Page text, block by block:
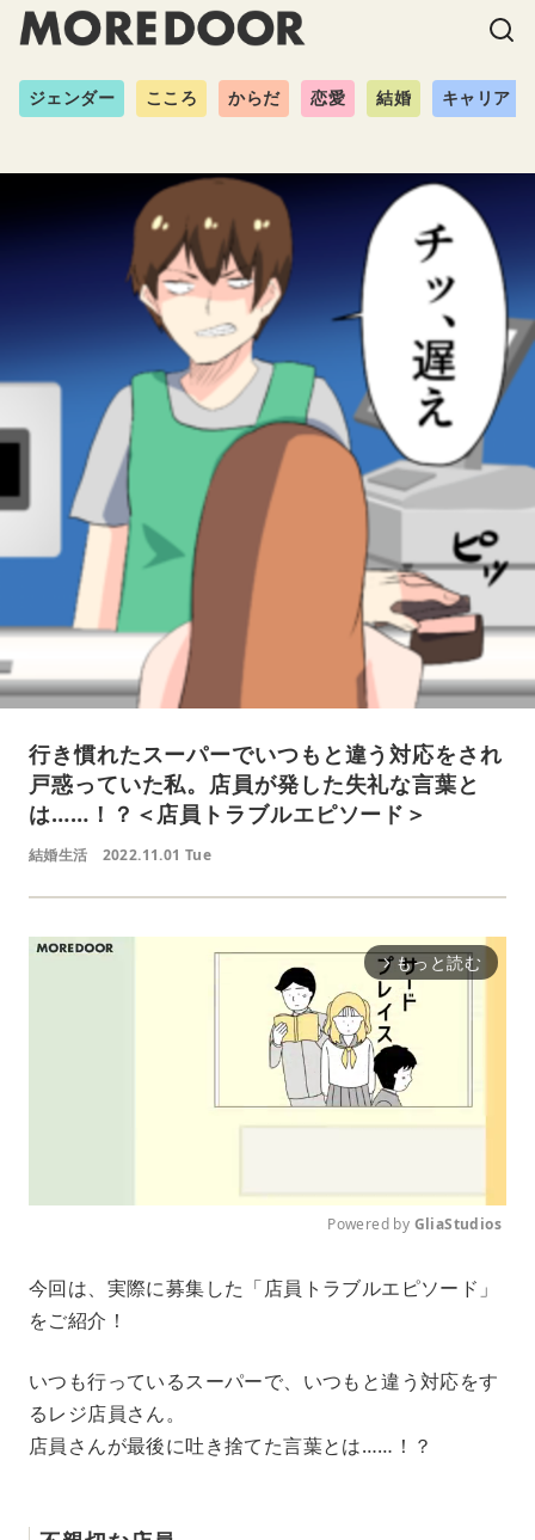
ジェンダー こころ からだ 恋愛 結婚 キャリア
行き慣れたスーパーでいつもと違う対応をされ
戸惑っていた私。店員が発した失礼な言葉と
は……！？＜店員トラブルエピソード＞
結婚生活 2022.11.01 Tue
arrow_forward_ios もっと読む
u
Powered by GliaStudios
今回は、実際に募集した「店員トラブルエピソード」
をご紹介！
いつも行っているスーパーで、いつもと違う対応をす
るレジ店員さん。
店員さんが最後に吐き捨てた言葉とは……！？